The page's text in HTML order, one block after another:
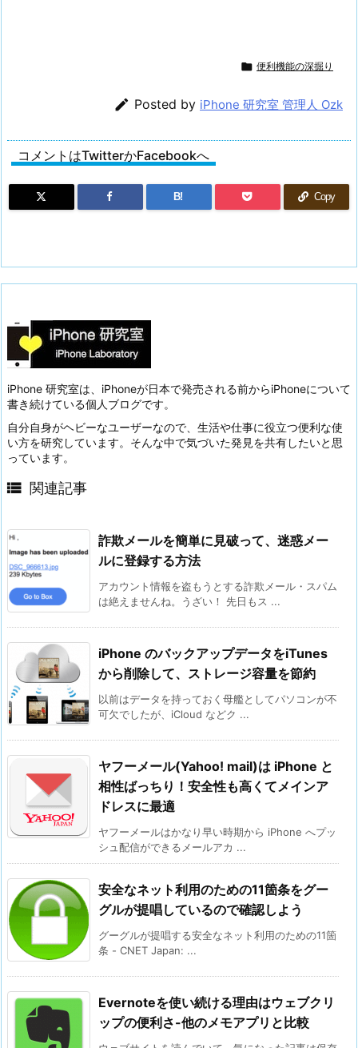
 便利機能の深掘り
 Posted by iPhone 研究室 管理人 Ozk
コメントはTwitterかFacebookへ
B! Copy
iPhone 研究室は、iPhoneが日本で発売される前からiPhoneについて
書き続けている個人ブログです。
自分自身がヘビーなユーザーなので、生活や仕事に役立つ便利な使
い方を研究しています。そんな中で気づいた発見を共有したいと思
っています。
 関連記事
詐欺メールを簡単に見破って、迷惑メー
ルに登録する方法
アカウント情報を盗もうとする詐欺メール・スパム
は絶えませんね。うざい！ 先日もス ...
iPhone のバックアップデータをiTunes
から削除して、ストレージ容量を節約
以前はデータを持っておく母艦としてパソコンが不
可欠でしたが、iCloud などク ...
ヤフーメール(Yahoo! mail)は iPhone と
相性ばっちり！安全性も高くてメインア
ドレスに最適
ヤフーメールはかなり早い時期から iPhone へプッ
シュ配信ができるメールアカ ...
安全なネット利用のための11箇条をグー
グルが提唱しているので確認しよう
グーグルが提唱する安全なネット利用のための11箇
条 - CNET Japan: ...
Evernoteを使い続ける理由はウェブクリ
ップの便利さ-他のメモアプリと比較